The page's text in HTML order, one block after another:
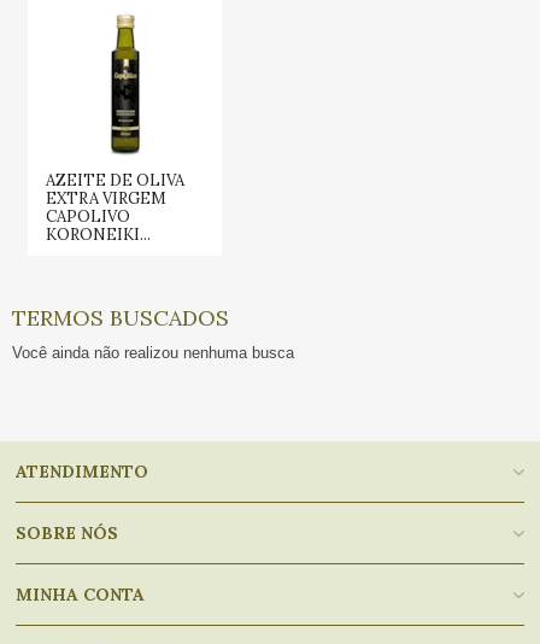
AZEITE DE OLIVA
EXTRA VIRGEM
CAPOLIVO
KORONEIKI...
TERMOS BUSCADOS
Você ainda não realizou nenhuma busca
ATENDIMENTO
SOBRE NÓS
MINHA CONTA